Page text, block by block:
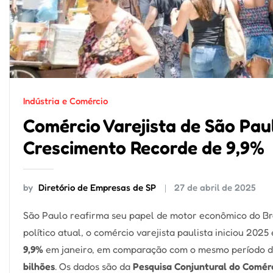
Indústria e Comércio
Comércio Varejista de São
Crescimento Recorde de 9,9%
by Diretório de Empresas de SP 27 de abril de 2025
São Paulo reafirma seu papel de motor econômico do
político atual, o comércio varejista paulista iniciou
9,9% em janeiro, em comparação com o mesmo
bilhões. Os dados são da Pesquisa Conjuntural do